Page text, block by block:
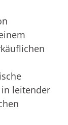
in leitender